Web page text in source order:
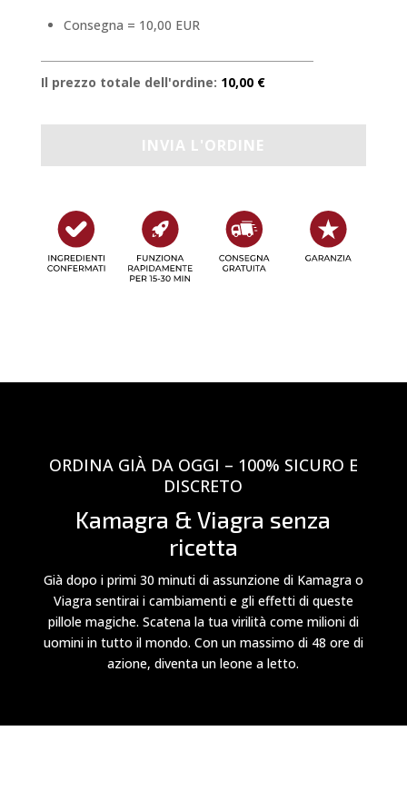
Consegna = 10,00 EUR
Il prezzo totale dell'ordine: 10,00 €
ORDINA GIÀ DA OGGI – 100% SICURO E
DISCRETO
Kamagra & Viagra senza
ricetta
Già dopo i primi 30 minuti di assunzione di Kamagra o
Viagra sentirai i cambiamenti e gli effetti di queste
pillole magiche. Scatena la tua virilità come milioni di
uomini in tutto il mondo. Con un massimo di 48 ore di
azione, diventa un leone a letto.